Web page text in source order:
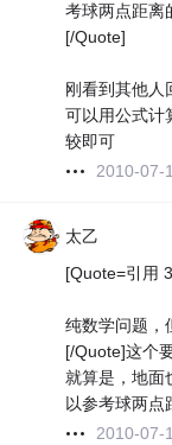
考球两点距离
[/Quote]
刚看到其他人
可以用公式计
较即可
2010-07-
太乙
[Quote=引用
纯数学问题，
[/Quote]这个
就算是，地面
以参考球两点
2010-07-